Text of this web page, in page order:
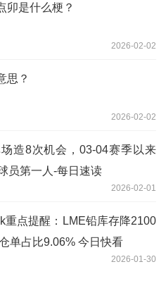
卯是什么梗？
2026-02-02
思？
2026-02-02
造8次机会，03-04赛季以来
员第一人-每日速读
2026-02-01
重点提醒：LME铅库存降2100
单占比9.06% 今日快看
2026-01-30